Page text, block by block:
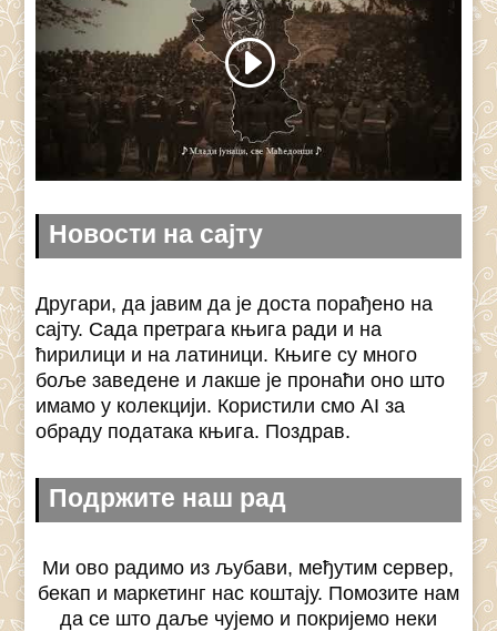
Новости на сајту
Другари, да јавим да је доста порађено на
сајту. Сада претрага књига ради и на
ћирилици и на латиници. Књиге су много
боље заведене и лакше је пронаћи оно што
имамо у колекцији. Користили смо AI за
обраду података књига. Поздрав.
Подржите наш рад
Ми ово радимо из љубави, међутим сервер,
бекап и маркетинг нас коштају. Помозите нам
да се што даље чујемо и покријемо неки